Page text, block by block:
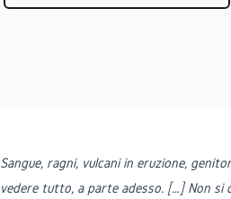
Sangue, ragni, vulcani in eruzione,
vedere tutto, a parte adesso. […] Non si